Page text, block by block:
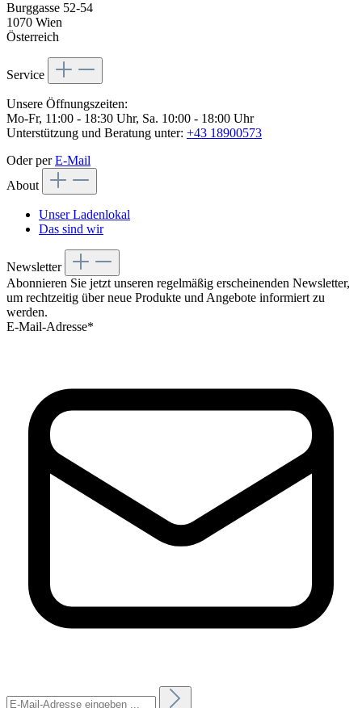
Burggasse 52-54
1070 Wien
Österreich
Service
Unsere Öffnungszeiten:
Mo-Fr, 11:00 - 18:30 Uhr, Sa. 10:00 - 18:00 Uhr
Unterstützung und Beratung unter: +43 18900573
Oder perE-Mail
About
Unser Ladenlokal
Das sind wir
Newsletter
Abonnieren Sie jetzt unseren regelmäßig erscheinenden Newsletter,
um rechtzeitig über neue Produkte und Angebote informiert zu
werden.
E-Mail-Adresse*